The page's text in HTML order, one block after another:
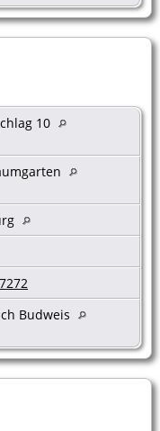
10
Budweis